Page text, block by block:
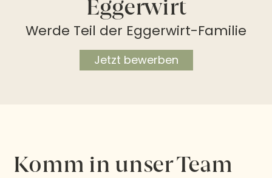
Eggerwirt
Werde Teil der Eggerwirt-Familie
Jetzt bewerben
Komm in unser Team